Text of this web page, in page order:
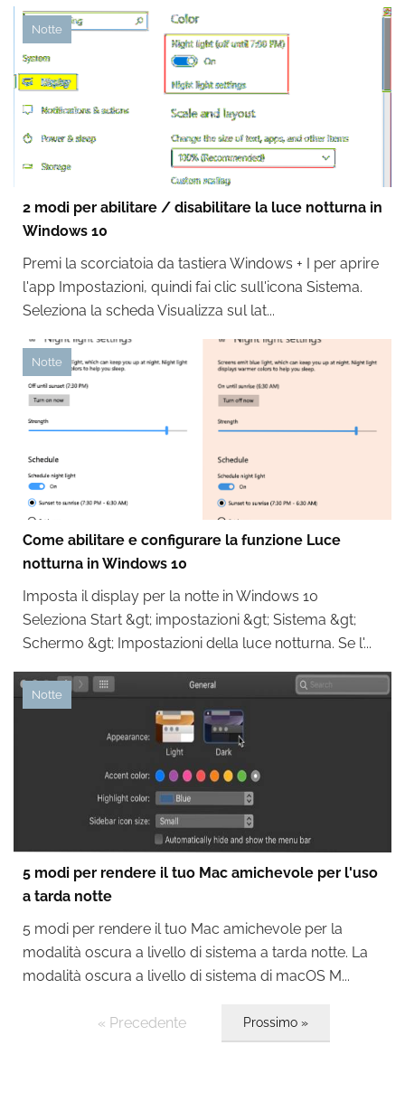
Notte
2 modi per abilitare / disabilitare la luce notturna in
Windows 10
Premi la scorciatoia da tastiera Windows + I per aprire
l'app Impostazioni, quindi fai clic sull'icona Sistema.
Seleziona la scheda Visualizza sul lat...
Notte
Come abilitare e configurare la funzione Luce
notturna in Windows 10
Imposta il display per la notte in Windows 10
Seleziona Start &gt; impostazioni &gt; Sistema &gt;
Schermo &gt; Impostazioni della luce notturna. Se l'...
Notte
5 modi per rendere il tuo Mac amichevole per l'uso
a tarda notte
5 modi per rendere il tuo Mac amichevole per la
modalità oscura a livello di sistema a tarda notte. La
modalità oscura a livello di sistema di macOS M...
« Precedente Prossimo »